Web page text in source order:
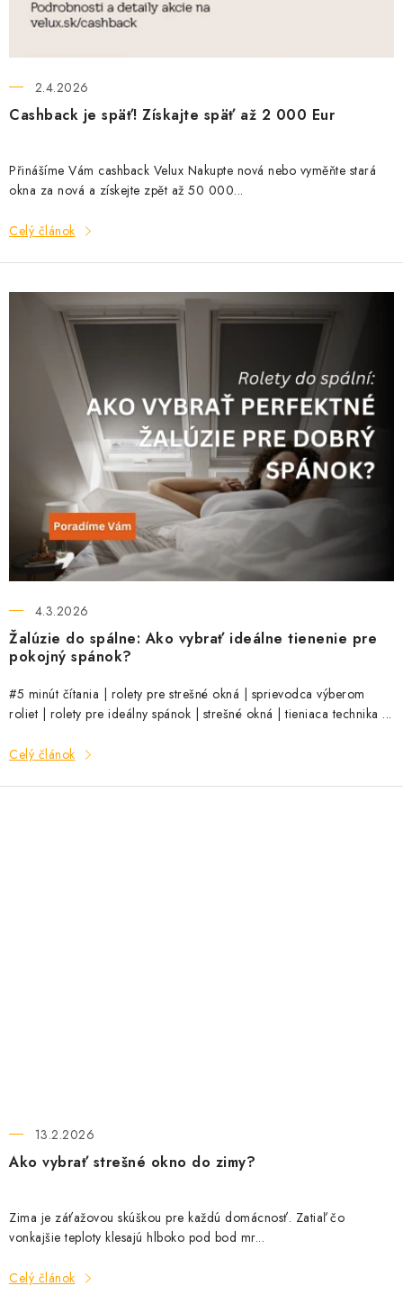
Podmínky ochrany osobních údajů
Cashback je späť! Získajte späť až 2 000 Eur
2.4.2026
Přinášíme Vám cashback Velux Nakupte nová nebo vyměňte stará
okna za nová a získejte zpět až 50 000...
Celý článok
Žalúzie do spálne: Ako vybrať ideálne tienenie pre
pokojný spánok?
4.3.2026
#5 minút čítania | rolety pre strešné okná | sprievodca výberom
roliet | rolety pre ideálny spánok | strešné okná | tieniaca technika ...
Celý článok
Ako vybrať strešné okno do zimy?
13.2.2026
Zima je záťažovou skúškou pre každú domácnosť. Zatiaľ čo
vonkajšie teploty klesajú hlboko pod bod mr...
Celý článok